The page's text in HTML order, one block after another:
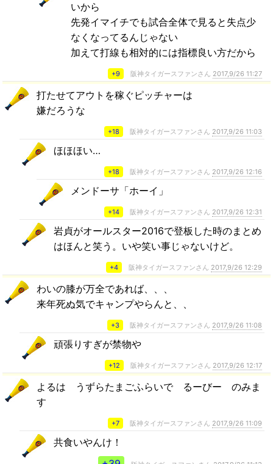
いから
先発イマイチでも試合全体で見ると失点少
なくなってるんじゃない
加えて打線も相対的には指標良い方だから
+9 阪神タイガースファンさん 2017,9/26 11:27
打たせてアウトを稼ぐピッチャーは
嫌だろうな
+18 阪神タイガースファンさん 2017,9/26 11:03
ほほほい…
+18 阪神タイガースファンさん 2017,9/26 12:16
メンドーサ「ホーイ」
+14 阪神タイガースファンさん 2017,9/26 12:31
岩貞がオールスター2016で登板した時のまとめ
はほんと笑う。いや笑い事じゃないけど。
+4 阪神タイガースファンさん 2017,9/26 12:29
わいの膝が万全であれば、、、
来年死ぬ気でキャンプやらんと、、
+3 阪神タイガースファンさん 2017,9/26 11:08
頑張りすぎが禁物や
+12 阪神タイガースファンさん 2017,9/26 12:17
よるは うずらたまごふらいで るーびー のみま
す
+7 阪神タイガースファンさん 2017,9/26 11:09
共食いやんけ！